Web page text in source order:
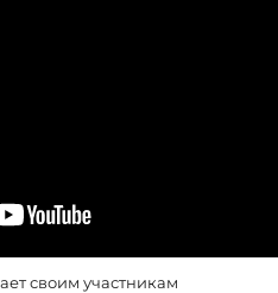
своим участникам